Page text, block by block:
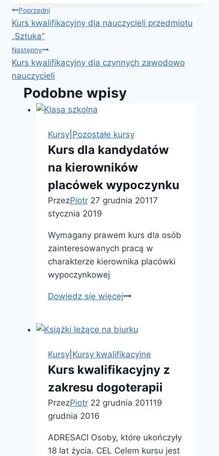
Nawigacja
wpisu
Poprzedni
Kurs kwalifikacyjny dla nauczycieli przedmiotu
„Sztuka”
Następny
Kurs kwalifikacyjny dla czynnych zawodowo
nauczycieli
Podobne wpisy
Kursy| Pozostałe kursy
Kurs dla kandydatów
na kierowników
placówek wypoczynku
PrzezPiotr 27 grudnia 20117
stycznia 2019
Wymagany prawem kurs dla osób
zainteresowanych pracą w
charakterze kierownika placówki
wypoczynkowej
Dowiedz się więcejKurs
na
placówek
wypoczynku
Kursy| Kursy kwalifikacyjne
Kurs kwalifikacyjny z
zakresu dogoterapii
PrzezPiotr 22 grudnia 201119
grudnia 2016
ADRESACI Osoby, które ukończyły
18 lat życia. CEL Celem kursu jest